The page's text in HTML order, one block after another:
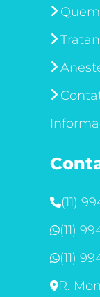
(11)
(11)
(11)
R.